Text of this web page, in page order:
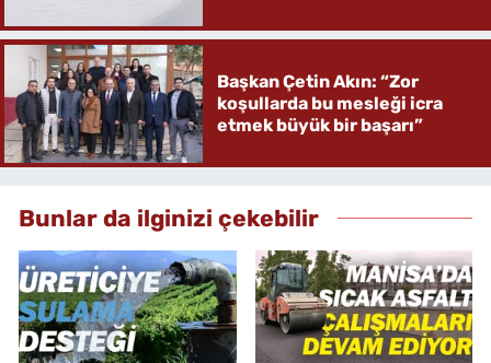
Başkan Çetin Akın: “Zor
koşullarda bu mesleği icra
etmek büyük bir başarı”
Bunlar da ilginizi çekebilir